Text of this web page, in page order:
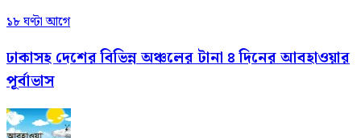
১৮ ঘণ্টা আগে
ঢাকাসহ দেশের বিভিন্ন অঞ্চলের টানা ৪ দিনের আবহাওয়ার
পূর্বাভাস